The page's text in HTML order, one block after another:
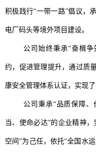
积极践行“一带一路”倡议，
电厂码头等境外项目建设。
公司始终秉承“奋楫争
约，促进管理提升，通过质
康安全管理体系认证，实现了
公司秉承“品质保障、
当、使命必达”的企业精神
空间”为己任，依托“全国水